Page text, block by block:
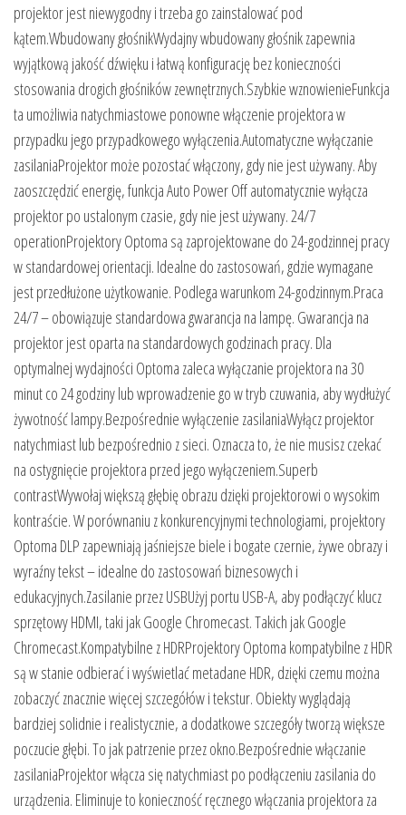
projektor jest niewygodny i trzeba go zainstalować pod
kątem.Wbudowany głośnikWydajny wbudowany głośnik zapewnia
wyjątkową jakość dźwięku i łatwą konfigurację bez konieczności
stosowania drogich głośników zewnętrznych.Szybkie wznowienieFunkcja
ta umożliwia natychmiastowe ponowne włączenie projektora w
przypadku jego przypadkowego wyłączenia.Automatyczne wyłączanie
zasilaniaProjektor może pozostać włączony, gdy nie jest używany. Aby
zaoszczędzić energię, funkcja Auto Power Off automatycznie wyłącza
projektor po ustalonym czasie, gdy nie jest używany. 24/7
operationProjektory Optoma są zaprojektowane do 24-godzinnej pracy
w standardowej orientacji. Idealne do zastosowań, gdzie wymagane
jest przedłużone użytkowanie. Podlega warunkom 24-godzinnym.Praca
24/7 – obowiązuje standardowa gwarancja na lampę. Gwarancja na
projektor jest oparta na standardowych godzinach pracy. Dla
optymalnej wydajności Optoma zaleca wyłączanie projektora na 30
minut co 24 godziny lub wprowadzenie go w tryb czuwania, aby wydłużyć
żywotność lampy.Bezpośrednie wyłączenie zasilaniaWyłącz projektor
natychmiast lub bezpośrednio z sieci. Oznacza to, że nie musisz czekać
na ostygnięcie projektora przed jego wyłączeniem.Superb
contrastWywołaj większą głębię obrazu dzięki projektorowi o wysokim
kontraście. W porównaniu z konkurencyjnymi technologiami, projektory
Optoma DLP zapewniają jaśniejsze biele i bogate czernie, żywe obrazy i
wyraźny tekst – idealne do zastosowań biznesowych i
edukacyjnych.Zasilanie przez USBUżyj portu USB-A, aby podłączyć klucz
sprzętowy HDMI, taki jak Google Chromecast. Takich jak Google
Chromecast.Kompatybilne z HDRProjektory Optoma kompatybilne z HDR
są w stanie odbierać i wyświetlać metadane HDR, dzięki czemu można
zobaczyć znacznie więcej szczegółów i tekstur. Obiekty wyglądają
bardziej solidnie i realistycznie, a dodatkowe szczegóły tworzą większe
poczucie głębi. To jak patrzenie przez okno.Bezpośrednie włączanie
zasilaniaProjektor włącza się natychmiast po podłączeniu zasilania do
urządzenia. Eliminuje to konieczność ręcznego włączania projektora za